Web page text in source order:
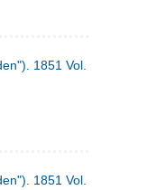
1851 Vol. 2 Nr. 4
1851 Vol. 2 Nr. 6